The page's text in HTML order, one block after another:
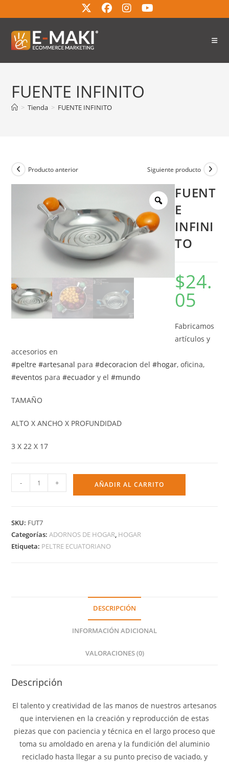
FUENTE INFINITO
> Tienda > FUENTE INFINITO
Producto anterior Siguiente producto
FUENT
E
INFINI
TO
$24.
05
Fabricamos
artículos y
accesorios en
#peltre #artesanal para#decoracion del#hogar, oficina,
#eventos para#ecuador y el#mundo
TAMAÑO
ALTO X ANCHO X PROFUNDIDAD
3 X 22 X 17
- + AÑADIR AL CARRITO
SKU: FUT7
Categorías:ADORNOS DE HOGAR, HOGAR
Etiqueta: PELTRE ECUATORIANO
DESCRIPCIÓN
INFORMACIÓN ADICIONAL
VALORACIONES (0)
Descripción
El talento y creatividad de las manos de nuestros artesanos
que intervienen en la creación y reproducción de estas
piezas que con paciencia y técnica en el largo proceso que
toma su amoldado en arena y la fundición del aluminio
reciclado hasta llegar a su punto preciso de vaciado, y